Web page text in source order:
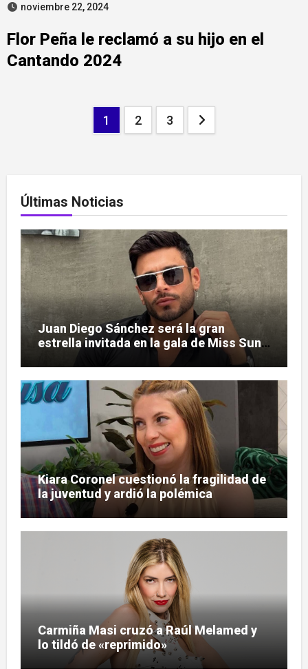
noviembre 22, 2024
Flor Peña le reclamó a su hijo en el
Cantando 2024
Paginación
1 2 3
Últimas Noticias
Juan Diego Sánchez será la gran
estrella invitada en la gala de Miss Sun
Kiara Coronel cuestionó la fragilidad de
la juventud y ardió la polémica
Carmiña Masi cruzó a Raúl Melamed y
lo tildó de «reprimido»